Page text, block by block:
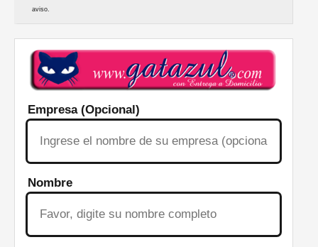
aviso.
Empresa (Opcional)
Nombre